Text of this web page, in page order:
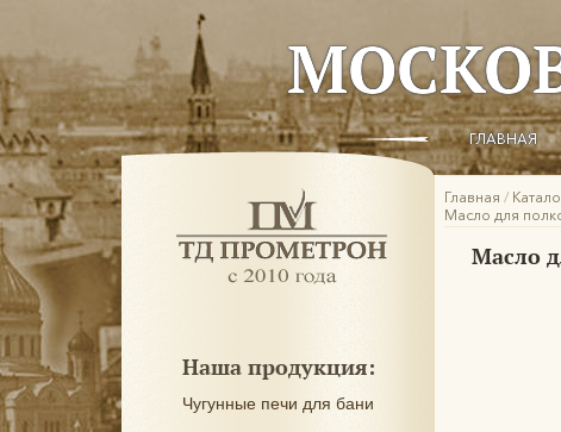
ГЛАВНАЯ
Наша продукция:
Чугунные печи для бани
Главная /
Масло для
Масло